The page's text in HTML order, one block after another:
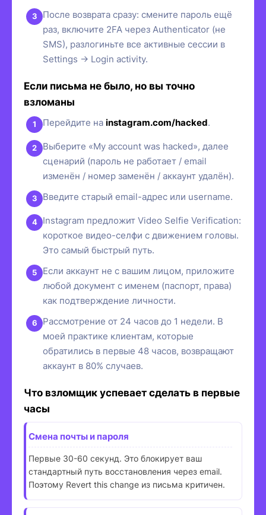
После возврата сразу: смените пароль ещё
раз, включите 2FA через Authenticator (не
SMS), разлогиньте все активные сессии в
Settings → Login activity.
Если письма не было, но вы точно
взломаны
Перейдите на instagram.com/hacked.
Выберите «My account was hacked», далее
сценарий (пароль не работает / email
изменён / номер заменён / аккаунт удалён).
Введите старый email-адрес или username.
Instagram предложит Video Selfie Verification:
короткое видео-селфи с движением головы.
Это самый быстрый путь.
Если аккаунт не с вашим лицом, приложите
любой документ с именем (паспорт, права)
как подтверждение личности.
Рассмотрение от 24 часов до 1 недели. В
моей практике клиентам, которые
обратились в первые 48 часов, возвращают
аккаунт в 80% случаев.
Что взломщик успевает сделать в первые
часы
Смена почты и пароля
Первые 30-60 секунд. Это блокирует ваш
стандартный путь восстановления через email.
Поэтому Revert this change из письма критичен.